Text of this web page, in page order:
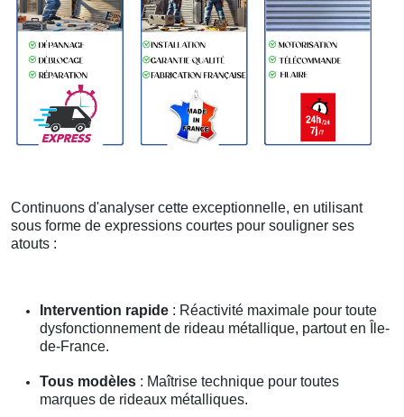
Continuons d'analyser cette exceptionnelle, en utilisant
sous forme de expressions courtes pour souligner ses
atouts :
Intervention rapide : Réactivité maximale pour toute
dysfonctionnement de rideau métallique, partout en Île-
de-France.
Tous modèles : Maîtrise technique pour toutes
marques de rideaux métalliques.